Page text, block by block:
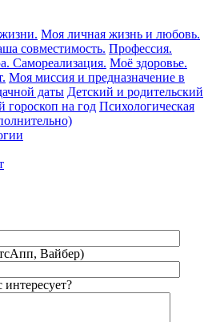
Моя личная жизнь и любовь.
совместимость. Профессия.
Самореализация. Моё здоровье.
Моя миссия и предназначение в
даты Детский и родительский
гороскоп на год Психологическая
Вайбер)